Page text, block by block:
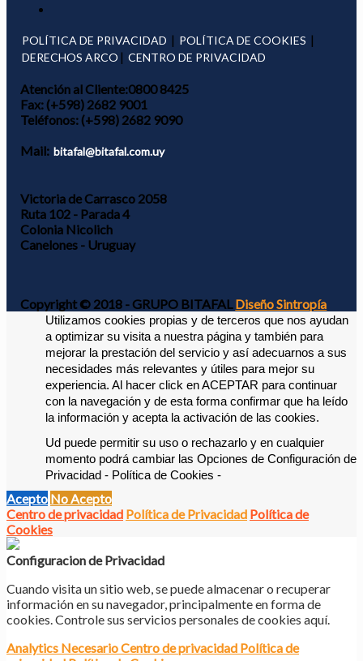
POLÍTICA DE PRIVACIDAD | POLÍTICA DE COOKIES |
DERECHOS ARCO | CENTRO DE PRIVACIDAD
Atención al Cliente:0800 8425
Fax:(+598) 2682 9001
Teléfonos:(+598) 2682 9090
Mail: bitafal@bitafal.com.uy
Victoria de Carrasco 2058
Ruta 102 - Parada 4
Colonia Nicolich
Canelones - Uruguay
Copyright © 2018 - GRUPO BITAFALDiseño Sintropía
Utilizamos cookies propias y de terceros que nos ayudan
a optimizar su visita a nuestra página y también para
mejorar la prestación del servicio y así adecuarnos a sus
necesidades más relevantes y útiles para mejor su
experiencia. Al hacer click en ACEPTAR para continuar
con la navegación y de esta forma confirmar que ha leído
la información y acepta la activación de las cookies.
Ud puede permitir su uso o rechazarlo y en cualquier
momento podrá cambiar las Opciones de Configuración de
Privacidad - Política de Cookies -
Acepto No Acepto
Centro de privacidad Política de Privacidad Política de
Cookies
Configuracion de Privacidad
Cuando visita un sitio web, se puede almacenar o recuperar
información en su navegador, principalmente en forma de
cookies. Controle sus servicios personales de cookies aquí.
Analytics NecesarioCentro de privacidad Política de